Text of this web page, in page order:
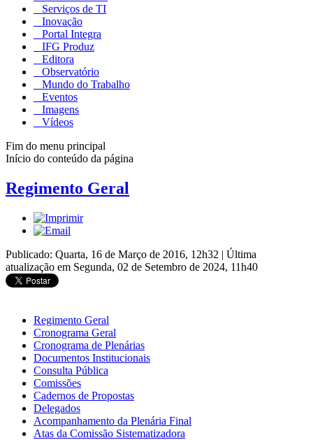
Serviços de TI
Inovação
Portal Integra
IFG Produz
Editora
Observatório
Mundo do Trabalho
Eventos
Imagens
Vídeos
Fim do menu principal
Início do conteúdo da página
Regimento Geral
Publicado: Quarta, 16 de Março de 2016, 12h32 | Última
atualização em Segunda, 02 de Setembro de 2024, 11h40
Regimento Geral
Cronograma Geral
Cronograma de Plenárias
Documentos Institucionais
Consulta Pública
Comissões
Cadernos de Propostas
Delegados
Acompanhamento da Plenária Final
Atas da Comissão Sistematizadora